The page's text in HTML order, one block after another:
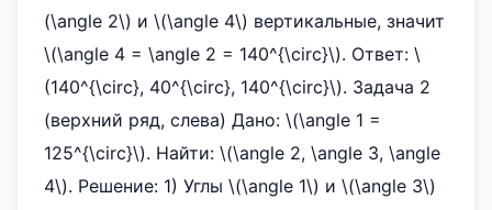
(\angle 2\) и \(\angle 4\) вертикальные, значит
\(\angle 4 = \angle 2 = 140^{\circ}\). Ответ: \
(140^{\circ}, 40^{\circ}, 140^{\circ}\). Задача 2
(верхний ряд, слева) Дано: \(\angle 1 =
125^{\circ}\). Найти: \(\angle 2, \angle 3, \angle
4\). Решение: 1) Углы \(\angle 1\) и \(\angle 3\)